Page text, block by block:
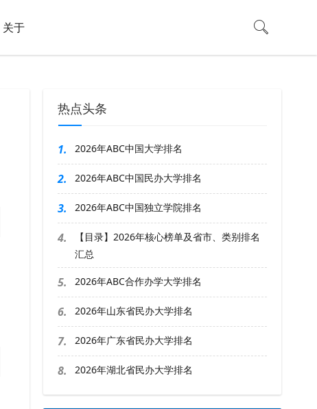
关于
热点头条
1. 2026年ABC中国大学排名
2. 2026年ABC中国民办大学排名
3. 2026年ABC中国独立学院排名
4.
【目录】2026年核心榜单及省市、类别排名
汇总
5. 2026年ABC合作办学大学排名
6. 2026年山东省民办大学排名
7. 2026年广东省民办大学排名
8. 2026年湖北省民办大学排名